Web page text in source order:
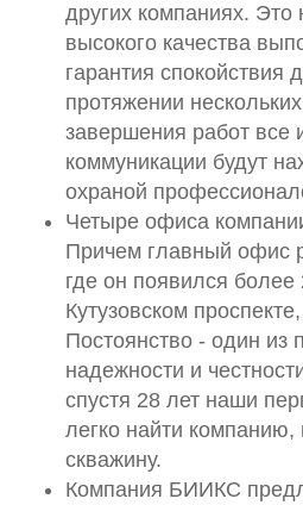
других компаниях. Это
высокого качества
гарантия спокойствия
протяжении
завершения работ все
коммуникации будут
охраной
Четыре офиса
Причем главный офис
где он появился более
Кутузовском
Постоянство - один из
надежности и
спустя 28 лет наши
легко найти
скважину.
Компания БИИКС